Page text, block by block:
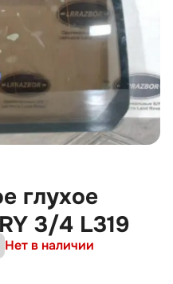
глухое
3/4 L319
Нет в наличии